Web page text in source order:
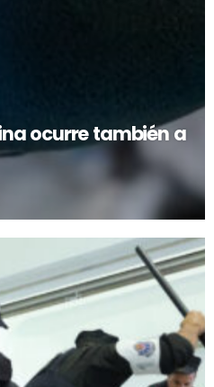
ocurre también a